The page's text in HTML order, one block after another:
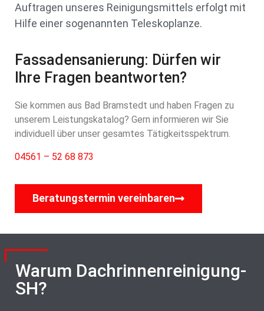
Auftragen unseres Reinigungsmittels erfolgt mit
Hilfe einer sogenannten Teleskoplanze.
Fassadensanierung: Dürfen wir
Ihre Fragen beantworten?
Sie kommen aus Bad Bramstedt und haben Fragen zu
unserem Leistungskatalog? Gern informieren wir Sie
individuell über unser gesamtes Tätigkeitsspektrum.
04561 – 52 68 873
Beratungstermin vereinbaren
Warum Dachrinnenreinigung-
SH?